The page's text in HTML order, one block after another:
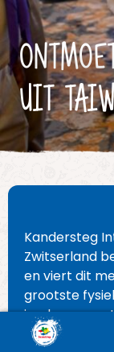
Back to
UIT
Kandersteg
Zwitserland
en viert dit
grootste
jamboree
van de